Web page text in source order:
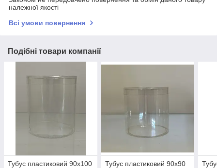
належної якості
Всі умови повернення
Подібні товари компанії
Тубус пластиковий 90х100
Тубус пластиковий 90х90